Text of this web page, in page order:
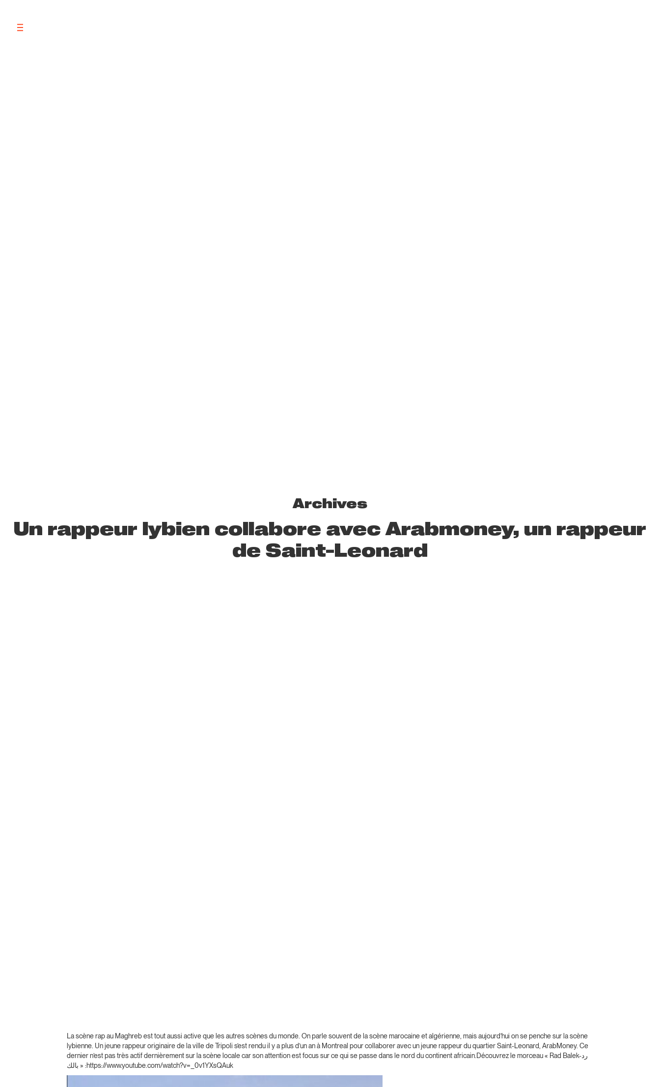
Archives
Un rappeur lybien collabore avec Arabmoney, un rappeur
de Saint-Leonard
La scène rap au Maghreb est tout aussi active que les autres scènes du monde. On parle souvent de la scène marocaine et algérienne, mais aujourd’hui on se penche sur la scène
lybienne. Un jeune rappeur originaire de la ville de Tripoli s’est rendu il y a plus d’un an à Montreal pour collaborer avec un jeune rappeur du quartier Saint-Leonard, ArabMoney. Ce
dernier n’est pas très actif dernièrement sur la scène locale car son attention est focus sur ce qui se passe dans le nord du continent africain.Découvrez le morceau « Rad Balek-رد
بالك » :https://www.youtube.com/watch?v=_0v1YXsQAuk